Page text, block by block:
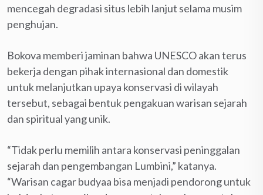
mencegah degradasi situs lebih lanjut selama musim
penghujan.
Bokova memberi jaminan bahwa UNESCO akan terus
bekerja dengan pihak internasional dan domestik
untuk melanjutkan upaya konservasi di wilayah
tersebut, sebagai bentuk pengakuan warisan sejarah
dan spiritual yang unik.
“Tidak perlu memilih antara konservasi peninggalan
sejarah dan pengembangan Lumbini,” katanya.
“Warisan cagar budyaa bisa menjadi pendorong untuk